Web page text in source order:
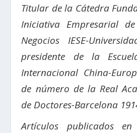
Titular de la Cátedra
Iniciativa Empresarial
Negocios IESE-
presidente de la
Internacional China-
de número de la Real
de Doctores-Barcelona
Artículos publicados